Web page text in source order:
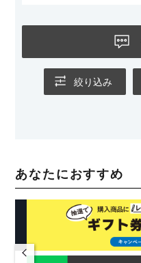
絞り込み
あなたにおすすめ